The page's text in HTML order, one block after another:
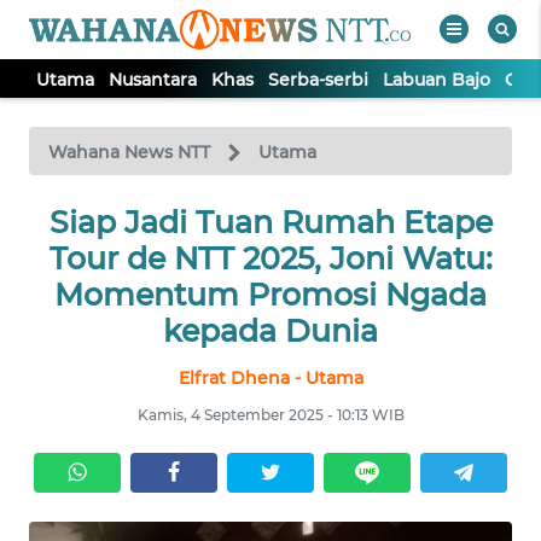
Utama Nusantara Khas Serba-serbi Labuan Bajo
Wahana News NTT Utama
Siap Jadi Tuan Rumah Etape
Tour de NTT 2025, Joni Watu:
Momentum Promosi Ngada
kepada Dunia
Elfrat Dhena - Utama
Kamis, 4 September 2025 - 10:13 WIB
TV
Tutup
UTAMA
NUSANTARA
SERBI
LABUAN